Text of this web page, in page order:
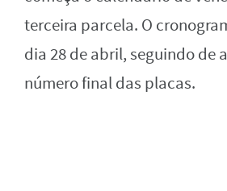
terceira parcela. O
dia 28 de abril, seguindo de
número final das placas.